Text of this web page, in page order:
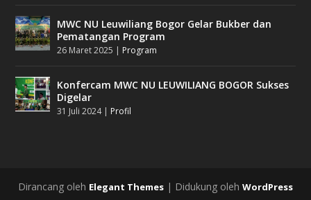
MWC NU Leuwiliang Bogor Gelar Bukber dan
Pematangan Program
26 Maret 2025 | Program
Konfercam MWC NU LEUWILIANG BOGOR Sukses
Digelar
31 Juli 2024| Profil
Dirancang oleh Elegant Themes | Didukung oleh WordPress